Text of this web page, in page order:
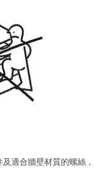
適合牆壁材質的螺絲，